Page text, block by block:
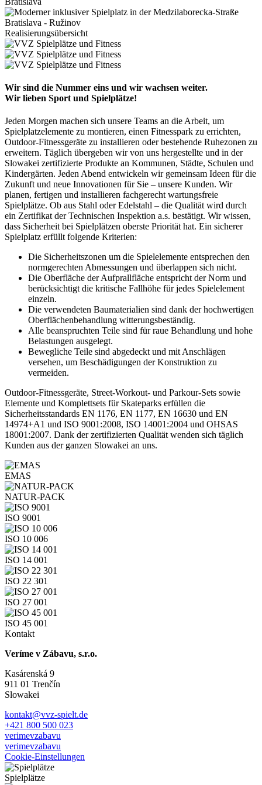
Bratislava - Ružinov
Realisierungsübersicht
Wir sind die Nummer eins und wir wachsen weiter.
Wir lieben Sport und Spielplätze!
Jeden Morgen machen sich unsere Teams an die Arbeit, um
Spielplatzelemente zu montieren, einen Fitnesspark zu errichten,
Outdoor-Fitnessgeräte zu installieren oder bestehende Ruhezonen zu
erweitern. Täglich übergeben wir von uns hergestellte und in der
Slowakei zertifizierte Produkte an Kommunen, Städte, Schulen und
Kindergärten. Jeden Abend entwickeln wir gemeinsam Ideen für die
Zukunft und neue Innovationen für Sie – unsere Kunden. Wir
planen, fertigen und installieren fachgerecht wartungsfreie
Spielplätze. Ob aus Stahl oder Edelstahl – die Qualität wird durch
ein Zertifikat der Technischen Inspektion a.s. bestätigt. Wir wissen,
dass Sicherheit bei Spielplätzen oberste Priorität hat. Ein sicherer
Spielplatz erfüllt folgende Kriterien:
Die Sicherheitszonen um die Spielelemente entsprechen den
normgerechten Abmessungen und überlappen sich nicht.
Die Oberfläche der Aufprallfläche entspricht der Norm und
berücksichtigt die kritische Fallhöhe für jedes Spielelement
einzeln.
Die verwendeten Baumaterialien sind dank der hochwertigen
Oberflächenbehandlung witterungsbeständig.
Alle beanspruchten Teile sind für raue Behandlung und hohe
Belastungen ausgelegt.
Bewegliche Teile sind abgedeckt und mit Anschlägen
versehen, um Beschädigungen der Konstruktion zu
vermeiden.
Outdoor-Fitnessgeräte, Street-Workout- und Parkour-Sets sowie
Elemente und Komplettsets für Skateparks erfüllen die
Sicherheitsstandards EN 1176, EN 1177, EN 16630 und EN
14974+A1 und ISO 9001:2008, ISO 14001:2004 und OHSAS
18001:2007. Dank der zertifizierten Qualität wenden sich täglich
Kunden aus der ganzen Slowakei an uns.
EMAS
NATUR-PACK
ISO 9001
ISO 10 006
ISO 14 001
ISO 22 301
ISO 27 001
ISO 45 001
Kontakt
Veríme v Zábavu, s.r.o.
Kasárenská 9
911 01 Trenčín
Slowakei
kontakt@vvz-spielt.de
+421 800 500 023
verimevzabavu
verimevzabavu
Cookie-Einstellungen
Spielplätze